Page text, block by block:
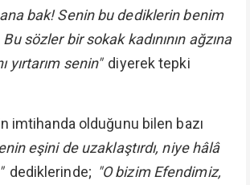
bak! Senin bu dediklerin benim
sözler bir sokak kadınının ağzına
yırtarım senin" diyerek tepki
imtihanda olduğunu bilen bazı
eşini de uzaklaştırdı, niye hâlâ
dediklerinde; "O bizim Efendimiz,